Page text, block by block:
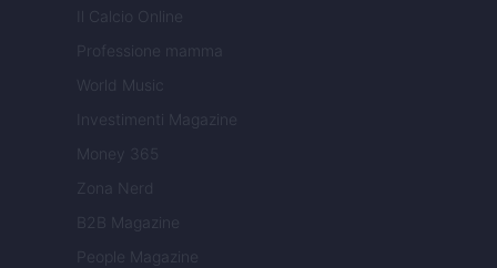
Il Calcio Online
Professione mamma
World Music
Investimenti Magazine
Money 365
Zona Nerd
B2B Magazine
People Magazine